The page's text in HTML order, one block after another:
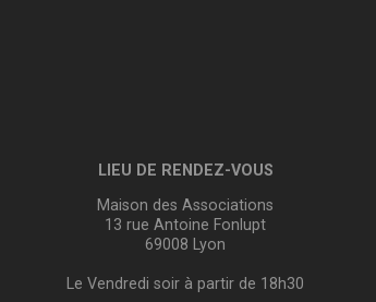
LIEU DE RENDEZ-VOUS
Maison des Associations
13 rue Antoine Fonlupt
69008 Lyon
Le Vendredi soir à partir de 18h30